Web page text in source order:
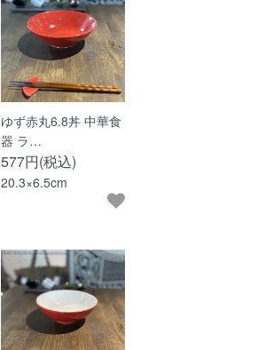
ゆず赤丸6.8丼 中華食
器 ラ…
577円(税込)
20.3×6.5cm